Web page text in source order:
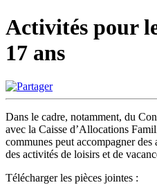
Activités pour
17 ans
Dans le cadre, notamment, du
avec la Caisse d’Allocations
communes peut accompagner
des activités de loisirs et de
Télécharger les pièces jointes :